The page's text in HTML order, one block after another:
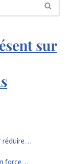
sur
réduire…
force…